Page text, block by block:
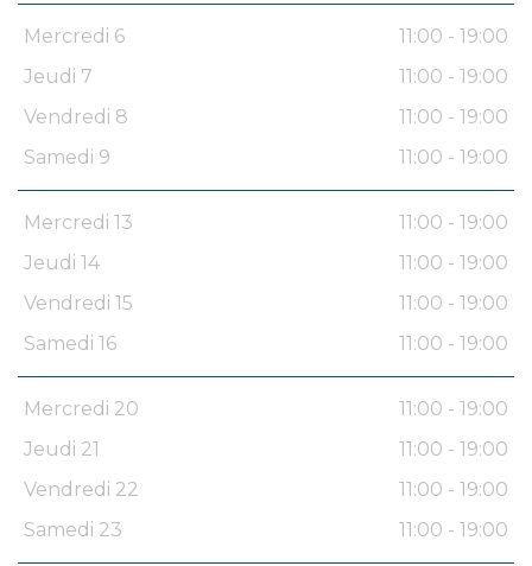
Mercredi 6
11:00 - 19:00
Jeudi 7
11:00 - 19:00
Vendredi 8
11:00 - 19:00
Samedi 9
11:00 - 19:00
Mercredi 13
11:00 - 19:00
Jeudi 14
11:00 - 19:00
Vendredi 15
11:00 - 19:00
Samedi 16
11:00 - 19:00
Mercredi 20
11:00 - 19:00
Jeudi 21
11:00 - 19:00
Vendredi 22
11:00 - 19:00
Samedi 23
11:00 - 19:00